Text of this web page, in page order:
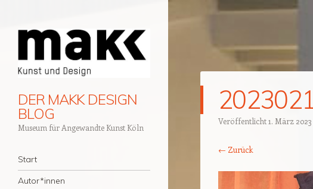
DER MAKK DESIGN
BLOG
Museum für Angewandte Kunst Köln
Navigation
Zum Inhalt springen
Start
Autor*innen
Veröffentlicht1. März 2023
← Zurück